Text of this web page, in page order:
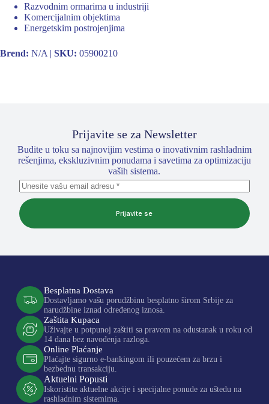
Razvodnim ormarima u industriji
Komercijalnim objektima
Energetskim postrojenjima
Brend: N/A | SKU: 05900210
Prijavite se za Newsletter
Budite u toku sa najnovijim vestima o inovativnim rashladnim
rešenjima, ekskluzivnim ponudama i savetima za optimizaciju
vaših sistema.
Prijavite se
Besplatna Dostava
Dostavljamo vašu porudžbinu besplatno širom Srbije za
narudžbine iznad određenog iznosa.
Zaštita Kupaca
Uživajte u potpunoj zaštiti sa pravom na odustanak u roku od
14 dana bez navođenja razloga.
Online Plaćanje
Plaćajte sigurno e-bankingom ili pouzećem za brzu i
bezbednu transakciju.
Aktuelni Popusti
Iskoristite aktuelne akcije i specijalne ponude za uštedu na
rashladnim sistemima.